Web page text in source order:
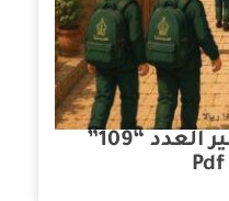
مجلة الأشتر الصغير العدد “109”